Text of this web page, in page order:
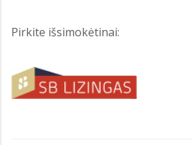
Pirkite išsimokėtinai: